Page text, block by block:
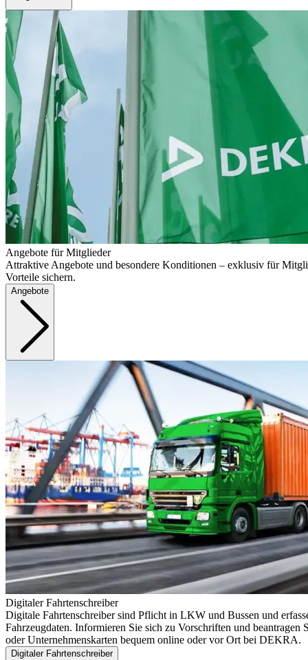
Angebote für Mitglieder
Attraktive Angebote und besondere Konditionen – exklusiv für
Vorteile sichern.
Angebote
Digitaler Fahrtenschreiber
Digitale Fahrtenschreiber sind Pflicht in LKW und Bussen und
Fahrzeugdaten. Informieren Sie sich zu Vorschriften und beantragen
oder Unternehmenskarten bequem online oder vor Ort bei DEKRA.
Digitaler Fahrtenschreiber